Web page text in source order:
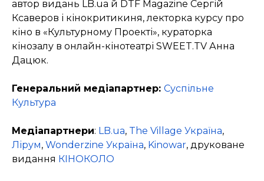
автор видань LB.ua й DTF Magazine Сергій
Ксаверов і кінокритикиня, лекторка курсу про
кіно в «Культурному Проекті», кураторка
кінозалу в онлайн-кінотеатрі SWEET.TV Анна
Дацюк.
Генеральний медіапартнер: Суспільне
Культура
Медіапартнери: LB.ua, The Village Україна,
Лірум, Wonderzine Україна, Kinowar, друковане
видання КІНОКОЛО